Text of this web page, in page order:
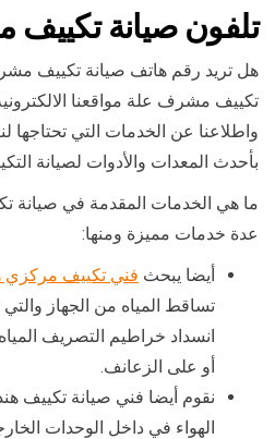
تلفون صيانة
هل تريد رقم هاتف صيانة تكييف
تكييف مشرف علة مواقعنا
واطلاعنا عن الخدمات التي
بأحدث المعدات والأدوات لصيانة
ما هي الخدمات المقدمة في صيانة
عدة خدمات مميزة ومنها:
أيضا يبحث فني تكييف مركزي
تساقط المياه من الجهاز والتي
انسداد خراطيم التصريف
أو على الزعانف.
نقوم أيضا فني صيانة تكييف
الهواء في داخل الوحدات